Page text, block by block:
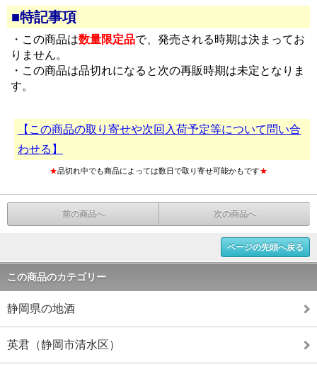
■特記事項
・この商品は数量限定品で、発売される時期は決まってお
りません。
・この商品は品切れになると次の再販時期は未定となりま
す。
【この商品の取り寄せや次回入荷予定等について問い合
わせる】
★品切れ中でも商品によっては数日で取り寄せ可能かもです★
前の商品へ 次の商品へ
ページの先頭へ戻る
この商品のカテゴリー
静岡県の地酒
英君（静岡市清水区）